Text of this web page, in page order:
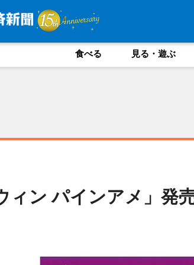
食べる 見る・遊ぶ
ィン パインアメ」